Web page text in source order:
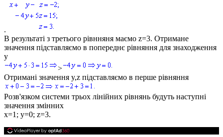
.
В результаті з третього рівнняня маємо z=3. Отримане
значення підставляємо в попереднє рівняння для знаходження
y
>
Отримані значення y,z підставляємо в перше рівняння
Розв'язком системи трьох лінійних рівнянь будуть наступні
значення змінних
x=1; y=0; z=3.